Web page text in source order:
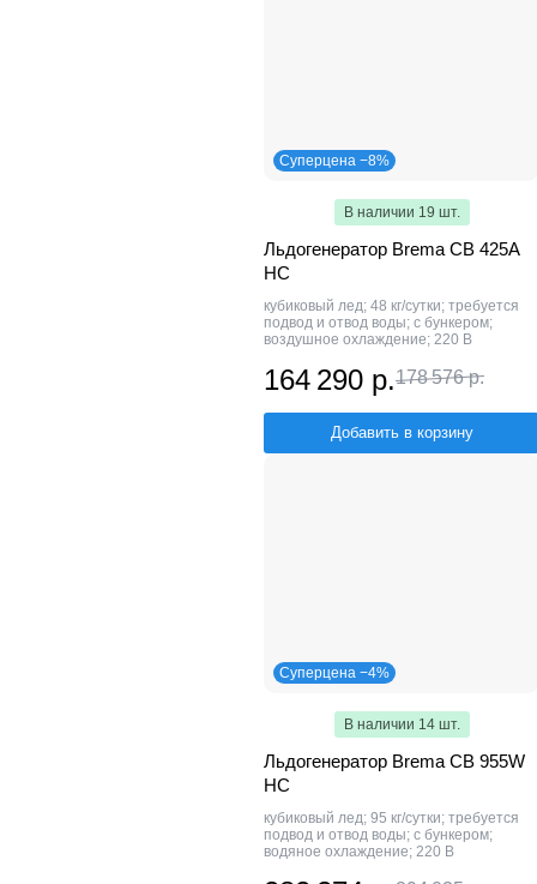
Суперцена −8%
В наличии 19 шт.
Льдогенератор Brema CB 425A
HC
кубиковый лед; 48 кг/сутки; требуется
подвод и отвод воды; с бункером;
воздушное охлаждение; 220 В
164 290 р.178 576 р.
Добавить в корзину
Суперцена −4%
В наличии 14 шт.
Льдогенератор Brema CB 955W
HC
кубиковый лед; 95 кг/сутки; требуется
подвод и отвод воды; с бункером;
водяное охлаждение; 220 В